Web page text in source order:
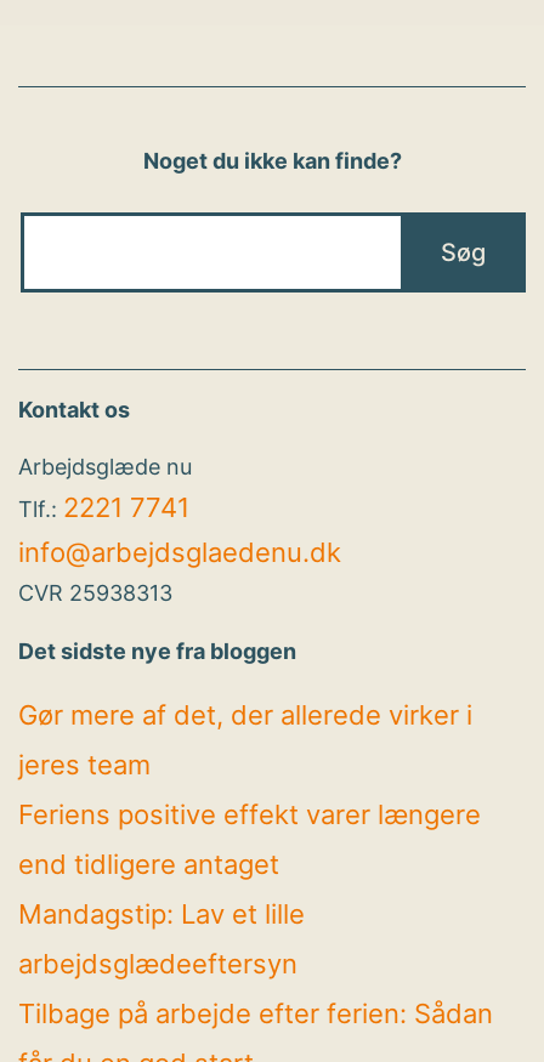
Noget du ikke kan finde?
Kontakt os
Arbejdsglæde nu
Tlf.: 2221 7741
info@arbejdsglaedenu.dk
CVR 25938313
Det sidste nye fra bloggen
Gør mere af det, der allerede virker i
jeres team
Feriens positive effekt varer længere
end tidligere antaget
Mandagstip: Lav et lille
arbejdsglædeeftersyn
Tilbage på arbejde efter ferien: Sådan